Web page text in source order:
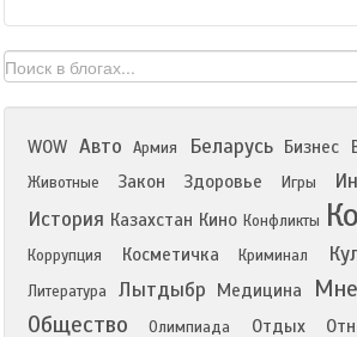
WOW Авто Армия Беларусь Бизнес
Животные
Закон Здоровье Игры
История Казахстан Кино Конфликты
Коррупция Косметичка Криминал
Литература Лытдыбр Медицина
Общество Олимпиада Отдых